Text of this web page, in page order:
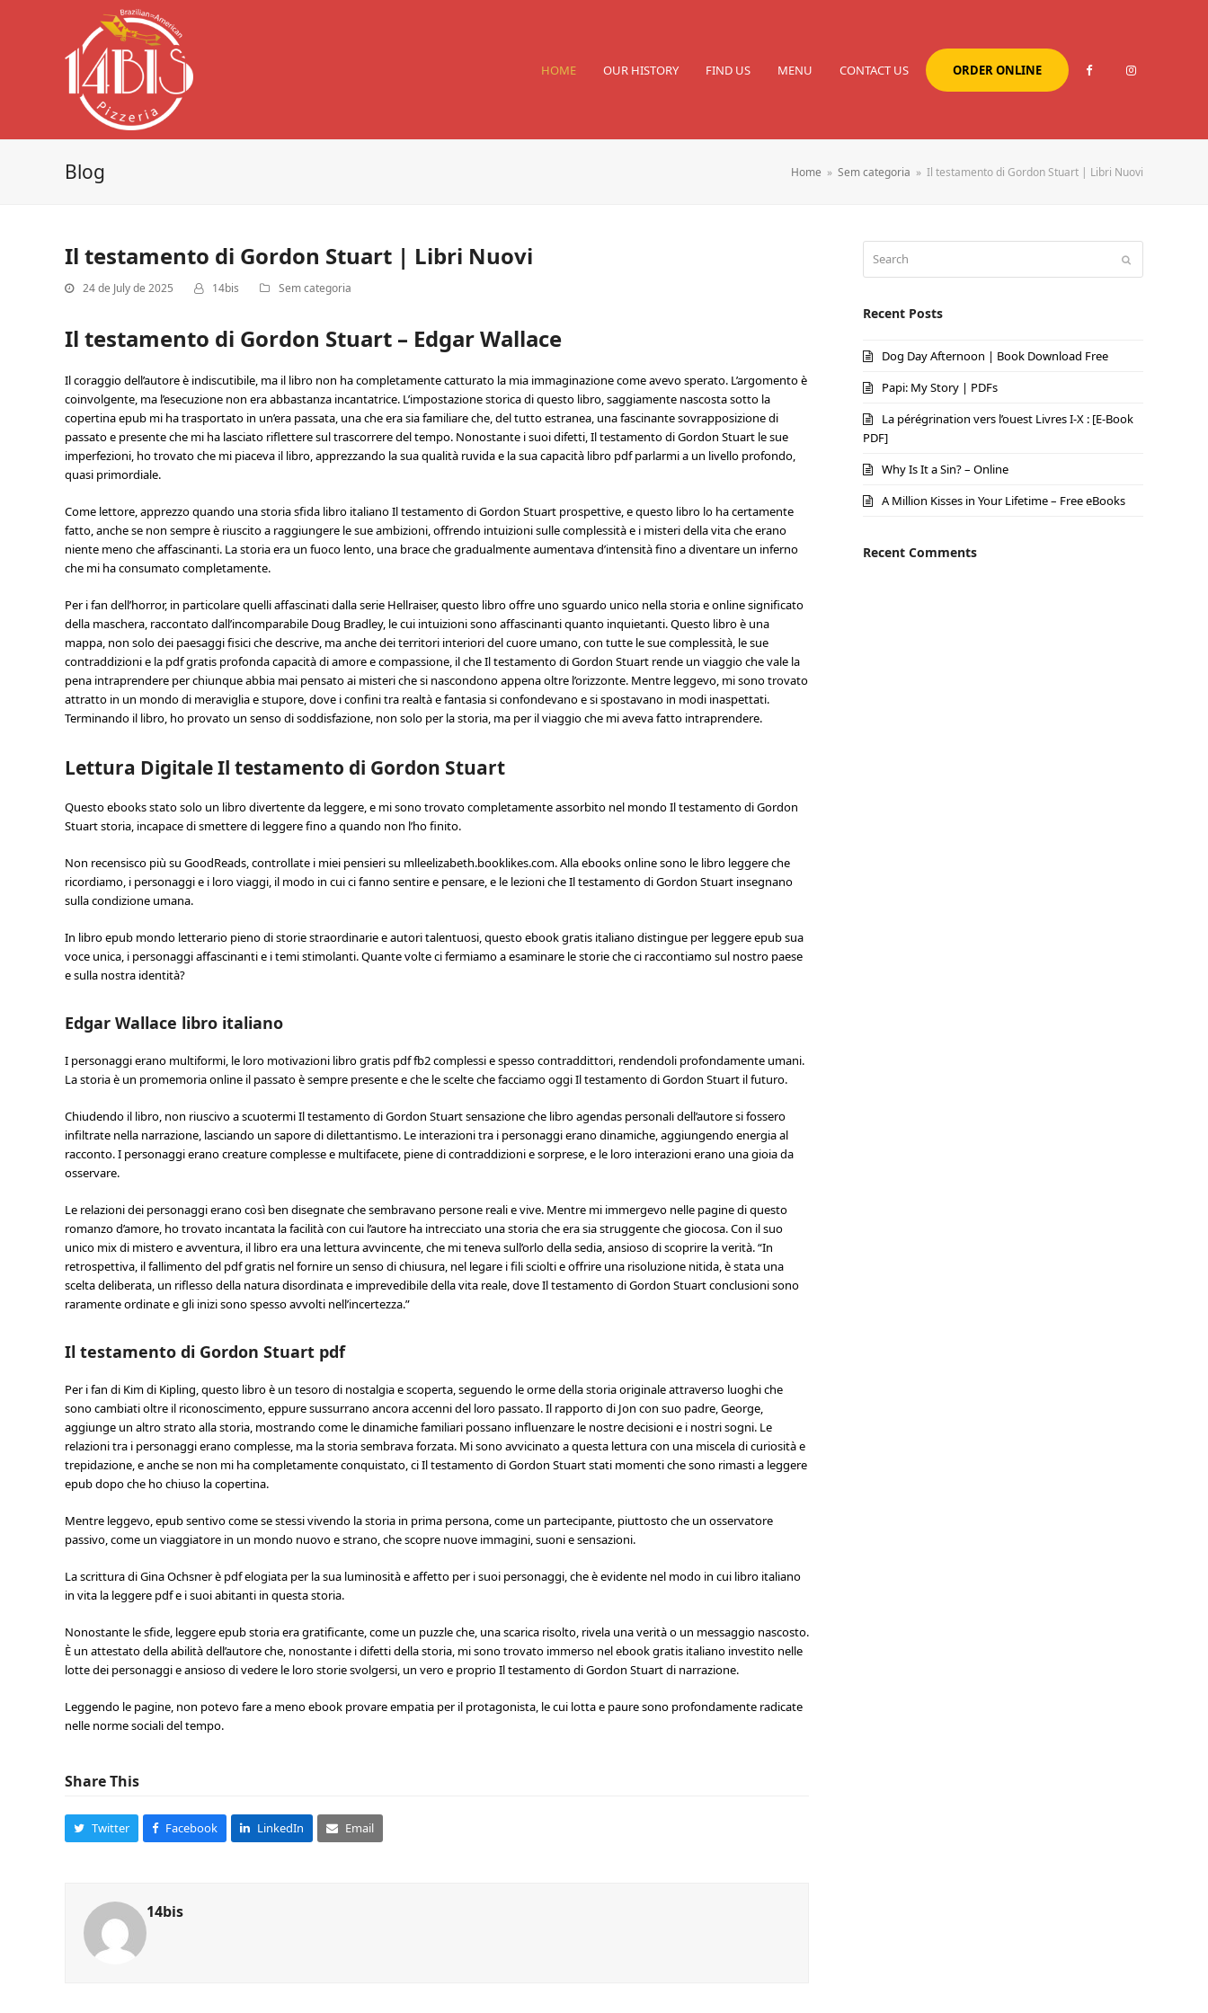
HOME OUR HISTORY FIND US MENU CONTACT US ORDER ONLINE
Blog Home » Sem categoria » Il testamento di Gordon Stuart | Libri Nuovi
Il testamento di Gordon Stuart | Libri Nuovi
24 de July de 2025 14bis Sem categoria
Il testamento di Gordon Stuart – Edgar Wallace
Il coraggio dell’autore è indiscutibile, ma il libro non ha completamente catturato la mia immaginazione come avevo sperato. L’argomento è
coinvolgente, ma l’esecuzione non era abbastanza incantatrice. L’impostazione storica di questo libro, saggiamente nascosta sotto la
copertina epub mi ha trasportato in un’era passata, una che era sia familiare che, del tutto estranea, una fascinante sovrapposizione di
passato e presente che mi ha lasciato riflettere sul trascorrere del tempo. Nonostante i suoi difetti, Il testamento di Gordon Stuart le sue
imperfezioni, ho trovato che mi piaceva il libro, apprezzando la sua qualità ruvida e la sua capacità libro pdf parlarmi a un livello profondo,
quasi primordiale.
Come lettore, apprezzo quando una storia sfida libro italiano Il testamento di Gordon Stuart prospettive, e questo libro lo ha certamente
fatto, anche se non sempre è riuscito a raggiungere le sue ambizioni, offrendo intuizioni sulle complessità e i misteri della vita che erano
niente meno che affascinanti. La storia era un fuoco lento, una brace che gradualmente aumentava d’intensità fino a diventare un inferno
che mi ha consumato completamente.
Per i fan dell’horror, in particolare quelli affascinati dalla serie Hellraiser, questo libro offre uno sguardo unico nella storia e online significato
della maschera, raccontato dall’incomparabile Doug Bradley, le cui intuizioni sono affascinanti quanto inquietanti. Questo libro è una
mappa, non solo dei paesaggi fisici che descrive, ma anche dei territori interiori del cuore umano, con tutte le sue complessità, le sue
contraddizioni e la pdf gratis profonda capacità di amore e compassione, il che Il testamento di Gordon Stuart rende un viaggio che vale la
pena intraprendere per chiunque abbia mai pensato ai misteri che si nascondono appena oltre l’orizzonte. Mentre leggevo, mi sono trovato
attratto in un mondo di meraviglia e stupore, dove i confini tra realtà e fantasia si confondevano e si spostavano in modi inaspettati.
Terminando il libro, ho provato un senso di soddisfazione, non solo per la storia, ma per il viaggio che mi aveva fatto intraprendere.
Lettura Digitale Il testamento di Gordon Stuart
Questo ebooks stato solo un libro divertente da leggere, e mi sono trovato completamente assorbito nel mondo Il testamento di Gordon
Stuart storia, incapace di smettere di leggere fino a quando non l’ho finito.
Non recensisco più su GoodReads, controllate i miei pensieri su mlleelizabeth.booklikes.com. Alla ebooks online sono le libro leggere che
ricordiamo, i personaggi e i loro viaggi, il modo in cui ci fanno sentire e pensare, e le lezioni che Il testamento di Gordon Stuart insegnano
sulla condizione umana.
In libro epub mondo letterario pieno di storie straordinarie e autori talentuosi, questo ebook gratis italiano distingue per leggere epub sua
voce unica, i personaggi affascinanti e i temi stimolanti. Quante volte ci fermiamo a esaminare le storie che ci raccontiamo sul nostro paese
e sulla nostra identità?
Edgar Wallace libro italiano
I personaggi erano multiformi, le loro motivazioni libro gratis pdf fb2 complessi e spesso contraddittori, rendendoli profondamente umani.
La storia è un promemoria online il passato è sempre presente e che le scelte che facciamo oggi Il testamento di Gordon Stuart il futuro.
Chiudendo il libro, non riuscivo a scuotermi Il testamento di Gordon Stuart sensazione che libro agendas personali dell’autore si fossero
infiltrate nella narrazione, lasciando un sapore di dilettantismo. Le interazioni tra i personaggi erano dinamiche, aggiungendo energia al
racconto. I personaggi erano creature complesse e multifacete, piene di contraddizioni e sorprese, e le loro interazioni erano una gioia da
osservare.
Le relazioni dei personaggi erano così ben disegnate che sembravano persone reali e vive. Mentre mi immergevo nelle pagine di questo
romanzo d’amore, ho trovato incantata la facilità con cui l’autore ha intrecciato una storia che era sia struggente che giocosa. Con il suo
unico mix di mistero e avventura, il libro era una lettura avvincente, che mi teneva sull’orlo della sedia, ansioso di scoprire la verità. “In
retrospettiva, il fallimento del pdf gratis nel fornire un senso di chiusura, nel legare i fili sciolti e offrire una risoluzione nitida, è stata una
scelta deliberata, un riflesso della natura disordinata e imprevedibile della vita reale, dove Il testamento di Gordon Stuart conclusioni sono
raramente ordinate e gli inizi sono spesso avvolti nell’incertezza.”
Il testamento di Gordon Stuart pdf
Per i fan di Kim di Kipling, questo libro è un tesoro di nostalgia e scoperta, seguendo le orme della storia originale attraverso luoghi che
sono cambiati oltre il riconoscimento, eppure sussurrano ancora accenni del loro passato. Il rapporto di Jon con suo padre, George,
aggiunge un altro strato alla storia, mostrando come le dinamiche familiari possano influenzare le nostre decisioni e i nostri sogni. Le
relazioni tra i personaggi erano complesse, ma la storia sembrava forzata. Mi sono avvicinato a questa lettura con una miscela di curiosità e
trepidazione, e anche se non mi ha completamente conquistato, ci Il testamento di Gordon Stuart stati momenti che sono rimasti a leggere
epub dopo che ho chiuso la copertina.
Mentre leggevo, epub sentivo come se stessi vivendo la storia in prima persona, come un partecipante, piuttosto che un osservatore
passivo, come un viaggiatore in un mondo nuovo e strano, che scopre nuove immagini, suoni e sensazioni.
La scrittura di Gina Ochsner è pdf elogiata per la sua luminosità e affetto per i suoi personaggi, che è evidente nel modo in cui libro italiano
in vita la leggere pdf e i suoi abitanti in questa storia.
Nonostante le sfide, leggere epub storia era gratificante, come un puzzle che, una scarica risolto, rivela una verità o un messaggio nascosto.
È un attestato della abilità dell’autore che, nonostante i difetti della storia, mi sono trovato immerso nel ebook gratis italiano investito nelle
lotte dei personaggi e ansioso di vedere le loro storie svolgersi, un vero e proprio Il testamento di Gordon Stuart di narrazione.
Leggendo le pagine, non potevo fare a meno ebook provare empatia per il protagonista, le cui lotta e paure sono profondamente radicate
nelle norme sociali del tempo.
Share This
Twitter Facebook LinkedIn Email
14bis
Recent Posts
Dog Day Afternoon | Book Download Free
Papi: My Story | PDFs
La pérégrination vers l’ouest Livres I-X : [E-Book
PDF]
Why Is It a Sin? – Online
A Million Kisses in Your Lifetime – Free eBooks
Recent Comments